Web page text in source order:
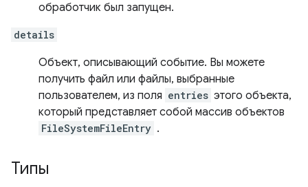
обработчик был запущен.
details
Объект, описывающий событие. Вы можете
получить файл или файлы, выбранные
пользователем, из поля entries этого объекта,
который представляет собой массив объектов
FileSystemFileEntry .
Типы